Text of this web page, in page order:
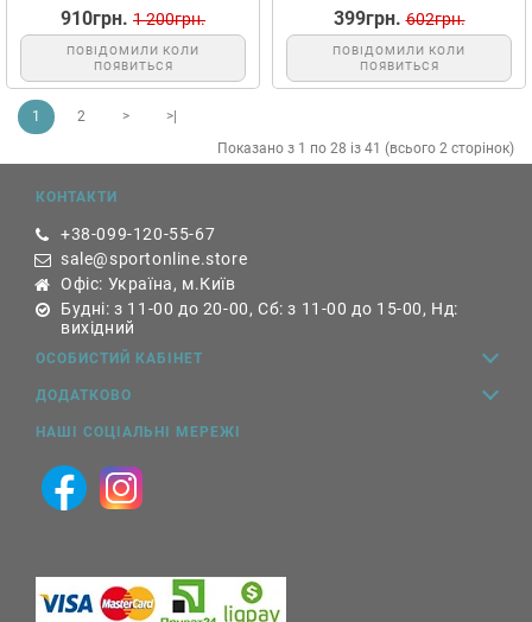
910грн. 1 200грн.
ПОВІДОМИЛИ КОЛИ
ПОЯВИТЬСЯ
399грн. 602грн.
ПОВІДОМИЛИ КОЛИ
ПОЯВИТЬСЯ
1 2 >
>|
Показано з 1 по 28 із 41 (всього 2 сторінок)
КОНТАКТИ
+38-099-120-55-67
sale@sportonline.store
Офіс: Україна, м.Київ
Будні: з 11-00 до 20-00, Сб: з 11-00 до 15-00, Нд:
вихідний
ОСОБИСТИЙ КАБІНЕТ
ДОДАТКОВО
НАШІ СОЦІАЛЬНІ МЕРЕЖІ